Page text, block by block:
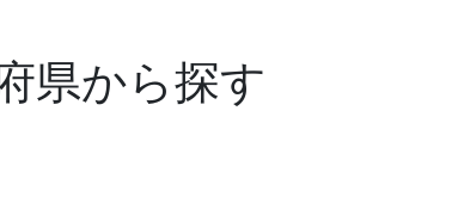
県から探す